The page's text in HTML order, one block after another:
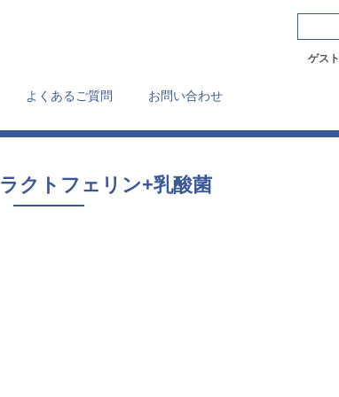
ゲスト
よくあるご質問 お問い合わせ
ラクトフェリン+乳酸菌